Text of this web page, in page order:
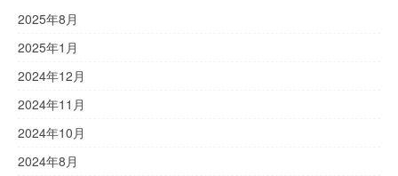
2025年8月
2025年1月
2024年12月
2024年11月
2024年10月
2024年8月